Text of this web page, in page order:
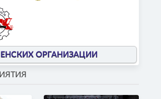
ОРГАНИЗАЦИИ